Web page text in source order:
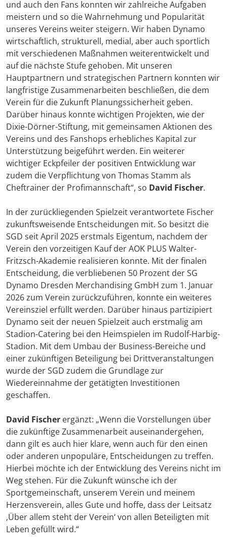
und auch den Fans konnten wir zahlreiche Aufgaben
meistern und so die Wahrnehmung und Popularität
unseres Vereins weiter steigern. Wir haben Dynamo
wirtschaftlich, strukturell, medial, aber auch sportlich
mit verschiedenen Maßnahmen weiterentwickelt und
auf die nächste Stufe gehoben. Mit unseren
Hauptpartnern und strategischen Partnern konnten wir
langfristige Zusammenarbeiten beschließen, die dem
Verein für die Zukunft Planungssicherheit geben.
Darüber hinaus konnte wichtigen Projekten, wie der
Dixie-Dörner-Stiftung, mit gemeinsamen Aktionen des
Vereins und des Fanshops erhebliches Kapital zur
Unterstützung beigeführt werden. Ein weiterer
wichtiger Eckpfeiler der positiven Entwicklung war
zudem die Verpflichtung von Thomas Stamm als
Cheftrainer der Profimannschaft“, so David Fischer.
In der zurückliegenden Spielzeit verantwortete Fischer
zukunftsweisende Entscheidungen mit. So besitzt die
SGD seit April 2025 erstmals Eigentum, nachdem der
Verein den vorzeitigen Kauf der AOK PLUS Walter-
Fritzsch-Akademie realisieren konnte. Mit der finalen
Entscheidung, die verbliebenen 50 Prozent der SG
Dynamo Dresden Merchandising GmbH zum 1. Januar
2026 zum Verein zurückzuführen, konnte ein weiteres
Vereinsziel erfüllt werden. Darüber hinaus partizipiert
Dynamo seit der neuen Spielzeit auch erstmalig am
Stadion-Catering bei den Heimspielen im Rudolf-Harbig-
Stadion. Mit dem Umbau der Business-Bereiche und
einer zukünftigen Beteiligung bei Drittveranstaltungen
wurde der SGD zudem die Grundlage zur
Wiedereinnahme der getätigten Investitionen
geschaffen.
David Fischer ergänzt: „Wenn die Vorstellungen über
die zukünftige Zusammenarbeit auseinandergehen,
dann gilt es auch hier klare, wenn auch für den einen
oder anderen unpopuläre, Entscheidungen zu treffen.
Hierbei möchte ich der Entwicklung des Vereins nicht im
Weg stehen. Für die Zukunft wünsche ich der
Sportgemeinschaft, unserem Verein und meinem
Herzensverein, alles Gute und hoffe, dass der Leitsatz
‚Über allem steht der Verein‘ von allen Beteiligten mit
Leben gefüllt wird.“